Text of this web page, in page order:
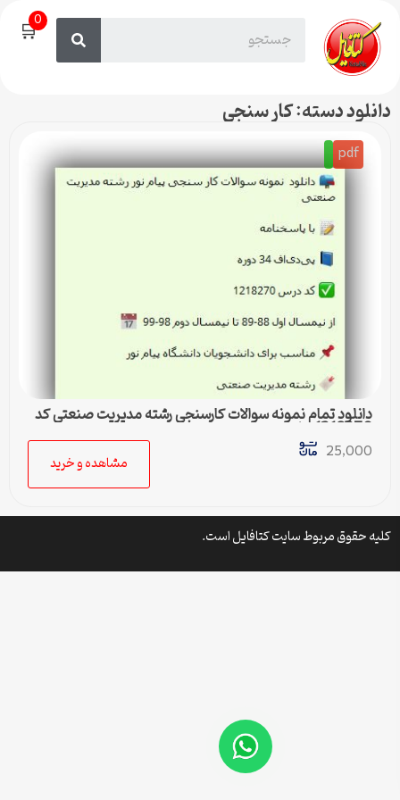
🛒0
دانلود دسته: کار سنجی
pdf
دانلود تمام نمونه سوالات کارسنجی رشته مدیریت صنعتی کد
1218270 پیام نور
25,000
مشاهده و خرید
کلیه حقوق مربوط سایت کتافایل است.